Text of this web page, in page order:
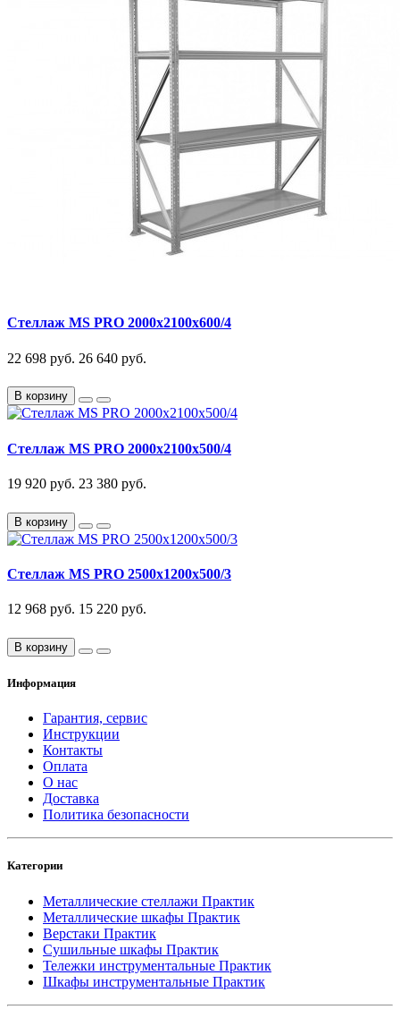
Стеллаж MS PRO 2000x2100x600/4
22 698 руб. 26 640 руб.
В корзину
Стеллаж MS PRO 2000x2100x500/4
19 920 руб. 23 380 руб.
В корзину
Стеллаж MS PRO 2500x1200x500/3
12 968 руб. 15 220 руб.
В корзину
Информация
Гарантия, сервис
Инструкции
Контакты
Оплата
О нас
Доставка
Политика безопасности
Категории
Металлические стеллажи Практик
Металлические шкафы Практик
Верстаки Практик
Сушильные шкафы Практик
Тележки инструментальные Практик
Шкафы инструментальные Практик